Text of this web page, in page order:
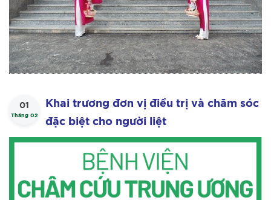
01
Tháng 02
Khai trương đơn vị điều trị và chăm sóc
đặc biệt cho người liệt